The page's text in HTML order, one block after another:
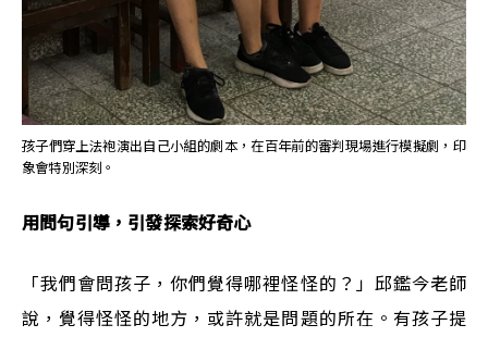
孩子們穿上法袍演出自己小組的劇本，在百年前的審判現場進行模擬劇，印
象會特別深刻。
用問句引導，引發探索好奇心
「我們會問孩子，你們覺得哪裡怪怪的？」 邱鑑今老師
說， 覺得怪怪的地方，或許就是問題的所在。有孩子提